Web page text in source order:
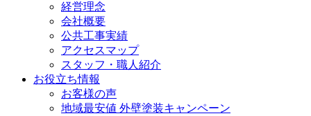
経営理念
会社概要
公共工事実績
アクセスマップ
スタッフ・職人紹介
お役立ち情報
お客様の声
地域最安値 外壁塗装キャンペーン